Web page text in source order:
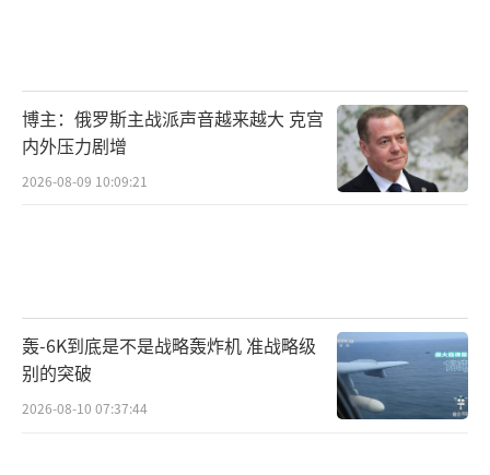
博主：俄罗斯主战派声音越来越大 克宫
内外压力剧增
2026-08-09 10:09:21
轰-6K到底是不是战略轰炸机 准战略级
别的突破
2026-08-10 07:37:44